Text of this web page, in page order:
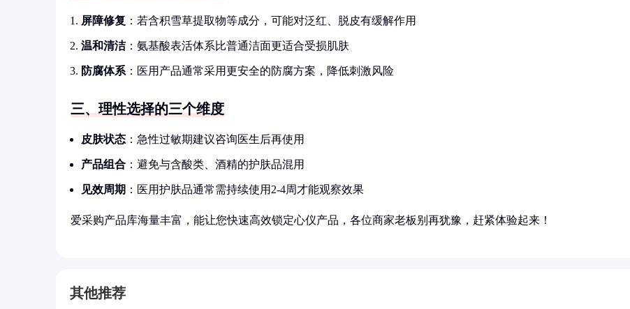
屏障修复 ：若含积雪草提取物等成分，可能对泛红、脱皮有缓解作用
温和清洁：氨基酸表活体系比普通洁面更适合受损肌肤
防腐体系 ：医用产品通常采用更安全的防腐方案，降低刺激风险
三、理性选择的三个维度
皮肤状态 ：急性过敏期建议咨询医生后再使用
产品组合 ：避免与含酸类、酒精的护肤品混用
见效周期 ：医用护肤品通常需持续使用2-4周才能观察效果
爱采购产品库海量丰富，能让您快速高效锁定心仪产品，各位商家老板别再犹豫，赶紧体验起来！
其他推荐